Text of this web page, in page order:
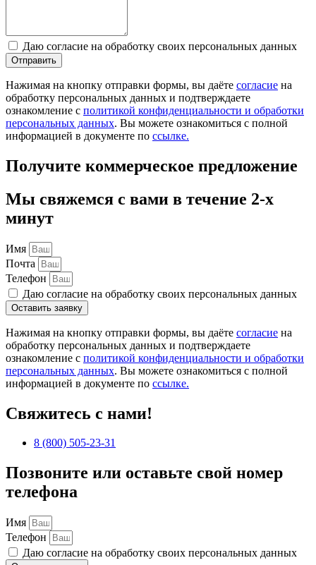
Даю согласие на обработку своих персональных данных
Отправить
Нажимая на кнопку отправки формы, вы даёте согласие на
обработку персональных данных и подтверждаете
ознакомление с политикой конфиденциальности и обработки
персональных данных. Вы можете ознакомиться с полной
информацией в документе по ссылке.
Получите коммерческое предложение
Мы свяжемся с вами в течение 2-х
минут
Имя
Почта
Телефон
Даю согласие на обработку своих персональных данных
Оставить заявку
Нажимая на кнопку отправки формы, вы даёте согласие на
обработку персональных данных и подтверждаете
ознакомление с политикой конфиденциальности и обработки
персональных данных. Вы можете ознакомиться с полной
информацией в документе по ссылке.
Свяжитесь с нами!
8 (800) 505-23-31
Позвоните или оставьте свой номер
телефона
Имя
Телефон
Даю согласие на обработку своих персональных данных